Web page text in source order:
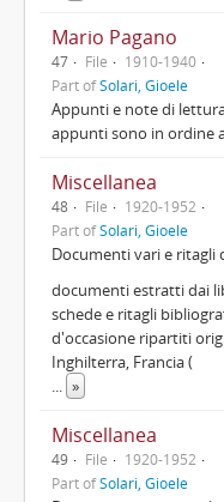
Mario Pagano
47 File
1910-1940
Part ofSolari, Gioele
Appunti e note di
appunti sono in ordine
Miscellanea
48 File
1920-1952
Part ofSolari, Gioele
Documenti vari e ritagli
documenti estratti dai
schede e ritagli
d'occasione ripartiti
Inghilterra, Francia (
... »
Miscellanea
49 File
1920-1952
Part ofSolari, Gioele